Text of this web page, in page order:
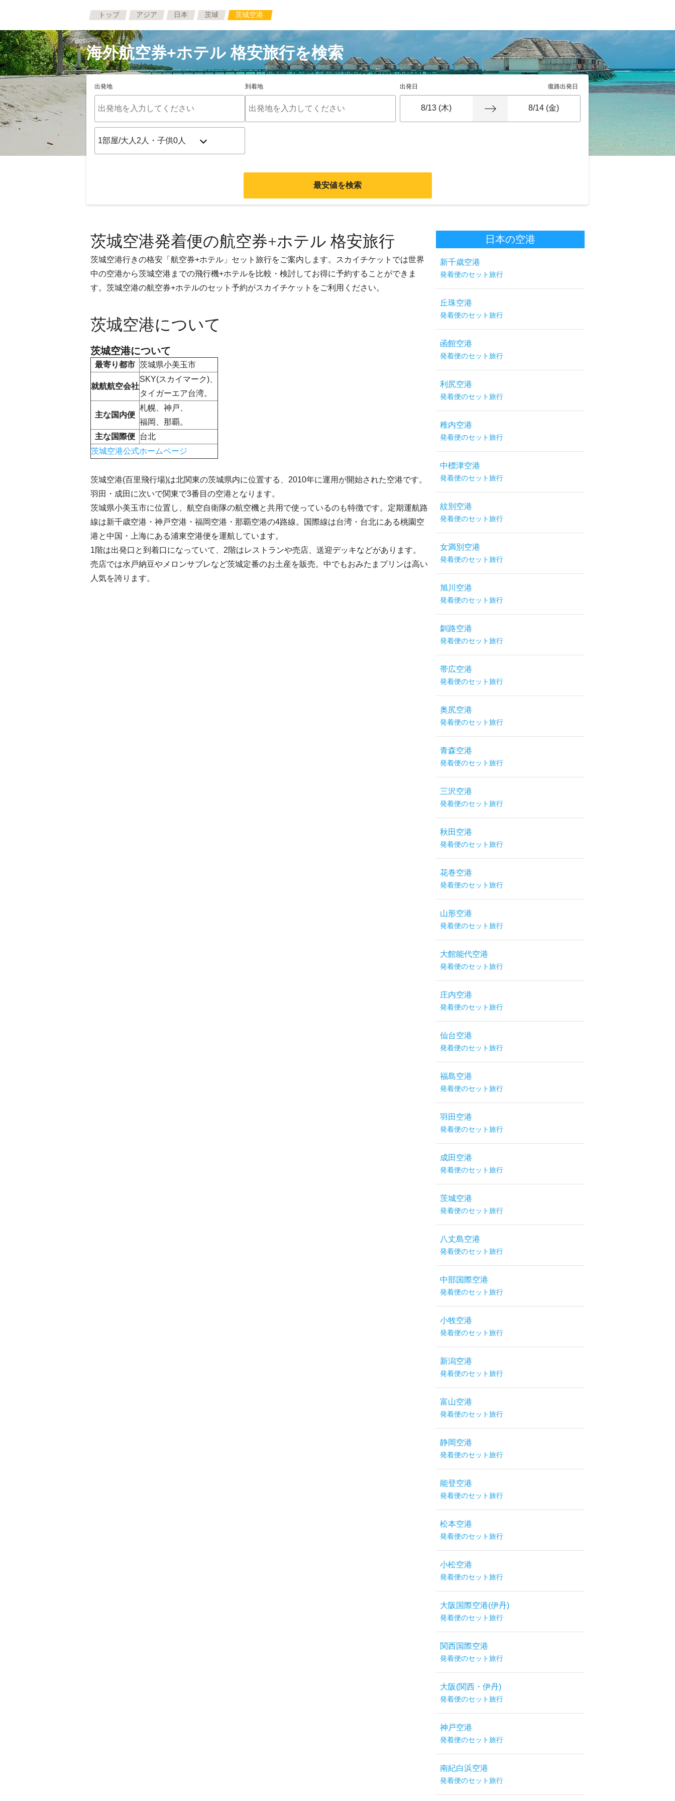
トップ アジア 日本 茨城 茨城空港
海外航空券+ホテル 格安旅行を検索
出発地 到着地 出発日 復路出発日
最安値を検索
茨城空港発着便の航空券+ホテル 格安旅行
茨城空港行きの格安「航空券+ホテル」セット旅行をご案内します。スカイチケットでは世界
中の空港から茨城空港までの飛行機+ホテルを比較・検討してお得に予約することができま
す。茨城空港の航空券+ホテルのセット予約がスカイチケットをご利用ください。
茨城空港について
茨城空港について
最寄り都市 茨城県小美玉市
就航航空会社
SKY(スカイマーク)、
タイガーエア台湾。
主な国内便
札幌、神戸、
福岡、那覇。
主な国際便 台北
茨城空港公式ホームページ
茨城空港(百里飛行場)は北関東の茨城県内に位置する、2010年に運用が開始された空港です。
羽田・成田に次いで関東で3番目の空港となります。
茨城県小美玉市に位置し、航空自衛隊の航空機と共用で使っているのも特徴です。定期運航路
線は新千歳空港・神戸空港・福岡空港・那覇空港の4路線。国際線は台湾・台北にある桃園空
港と中国・上海にある浦東空港便を運航しています。
1階は出発口と到着口になっていて、2階はレストランや売店、送迎デッキなどがあります。
売店では水戸納豆やメロンサブレなど茨城定番のお土産を販売。中でもおみたまプリンは高い
人気を誇ります。
日本の空港
新千歳空港
発着便のセット旅行
丘珠空港
発着便のセット旅行
函館空港
発着便のセット旅行
利尻空港
発着便のセット旅行
稚内空港
発着便のセット旅行
中標津空港
発着便のセット旅行
紋別空港
発着便のセット旅行
女満別空港
発着便のセット旅行
旭川空港
発着便のセット旅行
釧路空港
発着便のセット旅行
帯広空港
発着便のセット旅行
奥尻空港
発着便のセット旅行
青森空港
発着便のセット旅行
三沢空港
発着便のセット旅行
秋田空港
発着便のセット旅行
花巻空港
発着便のセット旅行
山形空港
発着便のセット旅行
大館能代空港
発着便のセット旅行
庄内空港
発着便のセット旅行
仙台空港
発着便のセット旅行
福島空港
発着便のセット旅行
羽田空港
発着便のセット旅行
成田空港
発着便のセット旅行
茨城空港
発着便のセット旅行
八丈島空港
発着便のセット旅行
中部国際空港
発着便のセット旅行
小牧空港
発着便のセット旅行
新潟空港
発着便のセット旅行
富山空港
発着便のセット旅行
静岡空港
発着便のセット旅行
能登空港
発着便のセット旅行
松本空港
発着便のセット旅行
小松空港
発着便のセット旅行
大阪国際空港(伊丹)
発着便のセット旅行
関西国際空港
発着便のセット旅行
大阪(関西・伊丹)
発着便のセット旅行
神戸空港
発着便のセット旅行
南紀白浜空港
発着便のセット旅行